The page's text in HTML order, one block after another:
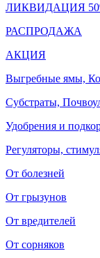
ЛИКВИДАЦИЯ 50%
РАСПРОДАЖА
АКЦИЯ
Выгребные ямы,
Субстраты,
Удобрения и
Регуляторы,
От болезней
От грызунов
От вредителей
От сорняков